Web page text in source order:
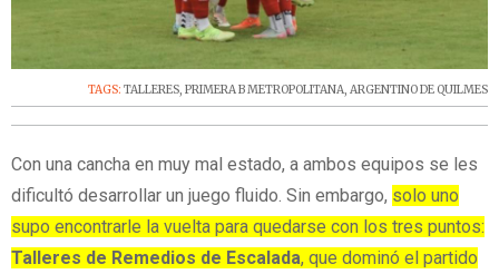
TAGS: TALLERES, PRIMERA B METROPOLITANA, ARGENTINO DE QUILMES
Con una cancha en muy mal estado, a ambos equipos se les
dificultó desarrollar un juego fluido. Sin embargo, solo uno
supo encontrarle la vuelta para quedarse con los tres puntos:
Talleres de Remedios de Escalada, que dominó el partido